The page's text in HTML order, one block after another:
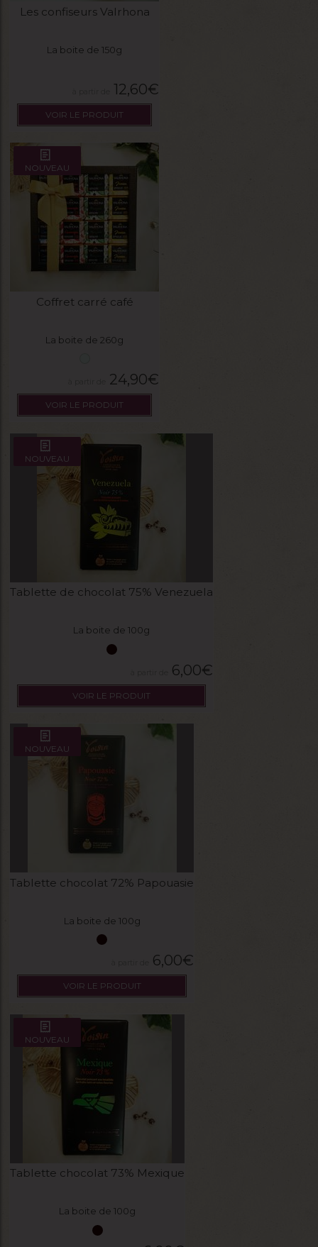
Les confiseurs Valrhona
La boite de 150g
12,60€
VOIR LE PRODUIT
NOUVEAU
Coffret carré café
La boite de 260g
24,90€
VOIR LE PRODUIT
NOUVEAU
Tablette de chocolat 75% Venezuela
La boite de 100g
6,00€
VOIR LE PRODUIT
NOUVEAU
Tablette chocolat 72% Papouasie
La boite de 100g
6,00€
VOIR LE PRODUIT
NOUVEAU
Tablette chocolat 73% Mexique
La boite de 100g